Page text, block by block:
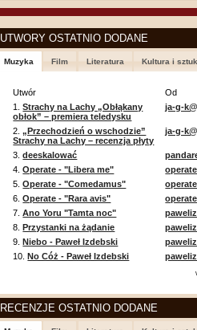
UTWORY OSTATNIO DODANE
Muzyka Film Literatura Kultura i
Utwór
Od
1.Strachy na Lachy „Obłąkany
obłok” – premiera teledysku
ja-g-
2.„Przechodzień o wschodzie”
Strachy na Lachy – recenzja płyty
ja-g-
3.deeskalować
4.Operate - "Libera me"
operate
5.Operate - "Comedamus"
operate
6.Operate - "Rara avis"
operate
7.Ano Yoru "Tamta noc"
8.Przystanki na żądanie
9.Niebo - Paweł Izdebski
10.No Cóż - Paweł Izdebski
RECENZJE OSTATNIO DODANE